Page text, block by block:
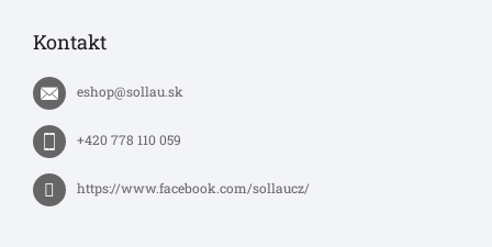
Kontakt
eshop@sollau.sk
+420 778 110 059
https://www.facebook.com/sollaucz/